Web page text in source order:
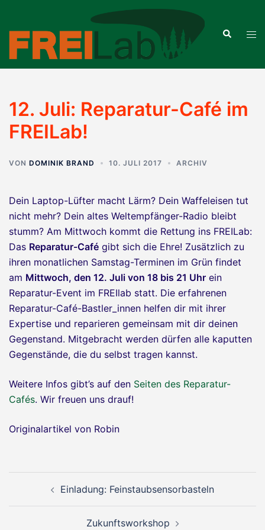
springen
Suche
12. Juli: Reparatur-Café im
FREILab!
VON DOMINIK BRAND 10. JULI 2017 ARCHIV
Dein Laptop-Lüfter macht Lärm? Dein Waffeleisen tut
nicht mehr? Dein altes Weltempfänger-Radio bleibt
stumm? Am Mittwoch kommt die Rettung ins FREILab:
Das Reparatur-Café gibt sich die Ehre! Zusätzlich zu
ihren monatlichen Samstag-Terminen im Grün findet
am Mittwoch, den 12. Juli von 18 bis 21 Uhr ein
Reparatur-Event im FREIlab statt. Die erfahrenen
Reparatur-Café-Bastler_innen helfen dir mit ihrer
Expertise und reparieren gemeinsam mit dir deinen
Gegenstand. Mitgebracht werden dürfen alle kaputten
Gegenstände, die du selbst tragen kannst.
Weitere Infos gibt’s auf den Seiten des Reparatur-
Cafés. Wir freuen uns drauf!
Originalartikel von Robin
Einladung: Feinstaubsensorbasteln
Zukunftsworkshop